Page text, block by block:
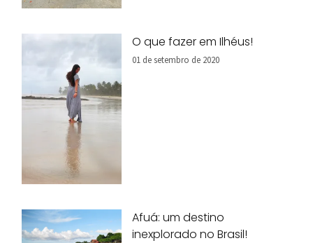
O que fazer em Ilhéus!
01 de setembro de 2020
Afuá: um destino
inexplorado no Brasil!